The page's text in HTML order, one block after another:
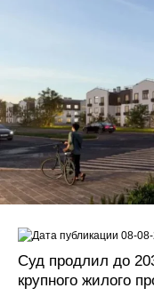
Суд продлил до
крупного жилого
08-